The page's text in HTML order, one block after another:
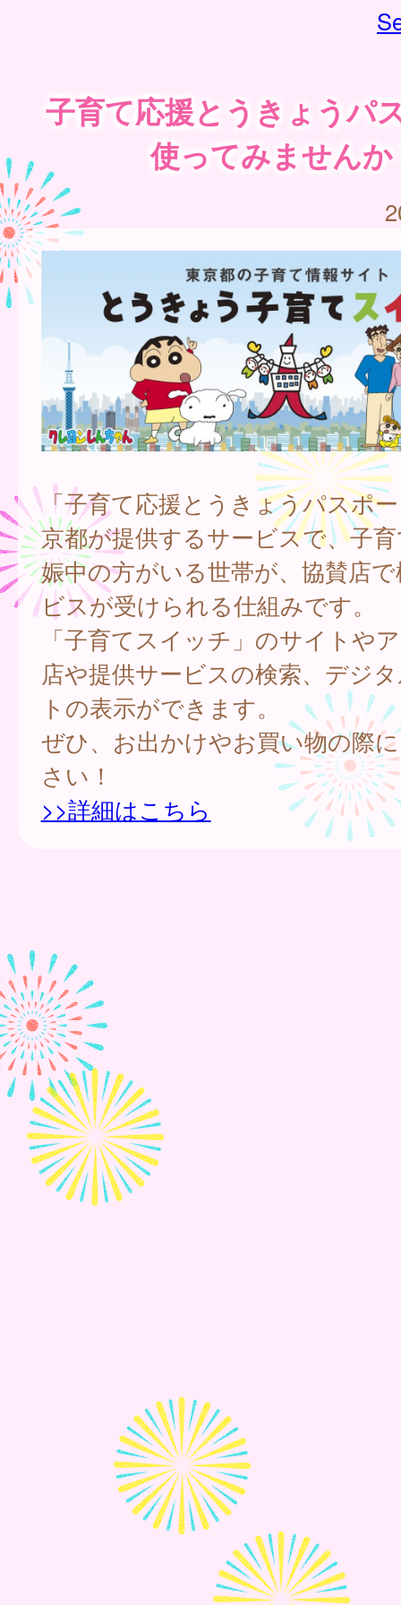
子育て応援とうきょうパ
使ってみませんか
「子育て応援とうきょうパスポ
京都が提供するサービスで、子
娠中の方がいる世帯が、協賛店
ビスが受けられる仕組みです。
「子育てスイッチ」のサイトや
店や提供サービスの検索、デジ
トの表示ができます。
ぜひ、お出かけやお買い物の際
さい！
>>詳細はこちら